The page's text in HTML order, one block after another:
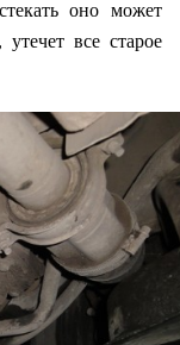
оно может
все старое